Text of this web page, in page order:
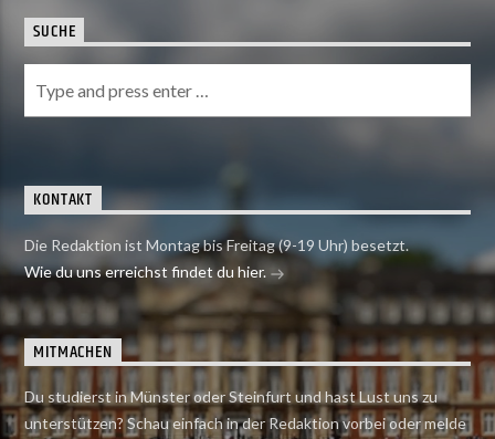
SUCHE
KONTAKT
Die Redaktion ist Montag bis Freitag (9-19 Uhr) besetzt.
Wie du uns erreichst findet du hier.
MITMACHEN
Du studierst in Münster oder Steinfurt und hast Lust uns zu
unterstützen? Schau einfach in der Redaktion vorbei oder melde